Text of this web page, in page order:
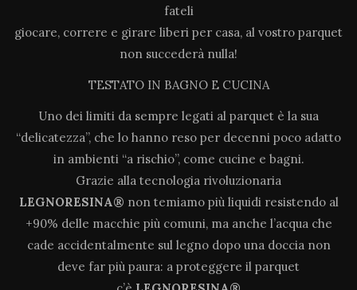
fateli
giocare, correre e girare liberi per casa, al vostro parquet
non succederà nulla!
TESTATO IN BAGNO E CUCINA
Uno dei limiti da sempre legati al parquet è la sua
“delicatezza”, che lo hanno reso per decenni poco adatto
in ambienti “a rischio”, come cucine e bagni.
Grazie alla tecnologia rivoluzionaria
LEGNORESINA® non temiamo più liquidi resistendo al
+90% delle macchie più comuni, ma anche l’acqua che
cade accidentalmente sul legno dopo una doccia non
deve far più paura: a proteggere il parquet